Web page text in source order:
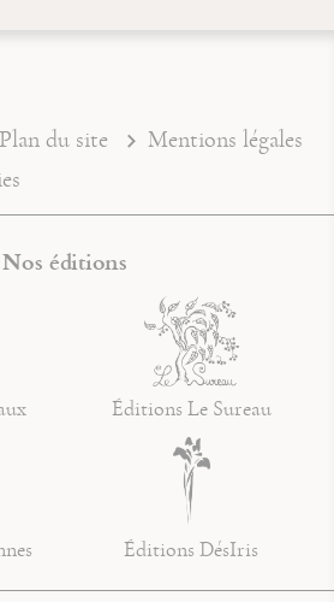
Plan du site
Mentions légales
Nos éditions
Éditions Le Sureau
Éditions DésIris